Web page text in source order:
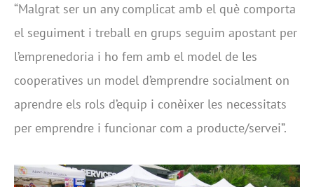
“Malgrat ser un any complicat amb el què comporta
el seguiment i treball en grups seguim apostant per
l’emprenedoria i ho fem amb el model de les
cooperatives un model d’emprendre socialment on
aprendre els rols d’equip i conèixer les necessitats
per emprendre i funcionar com a producte/servei”.